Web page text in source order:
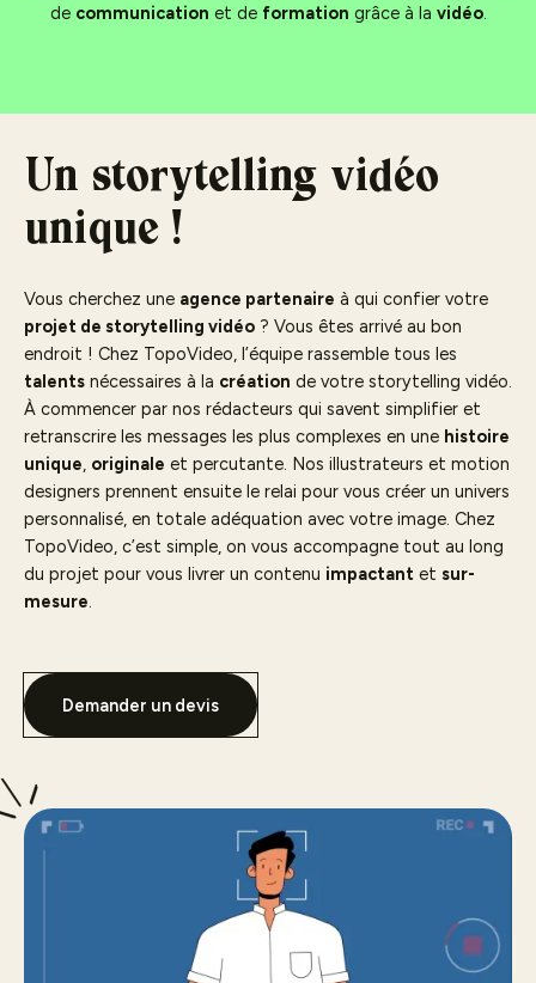
de communication et de formation grâce à la vidéo.
Un storytelling vidéo
unique !
Vous cherchez une agence partenaire à qui confier votre
projet de storytelling vidéo ? Vous êtes arrivé au bon
endroit ! Chez TopoVideo, l’équipe rassemble tous les
talents nécessaires à la création de votre storytelling vidéo.
À commencer par nos rédacteurs qui savent simplifier et
retranscrire les messages les plus complexes en une histoire
unique, originale et percutante. Nos illustrateurs et motion
designers prennent ensuite le relai pour vous créer un univers
personnalisé, en totale adéquation avec votre image. Chez
TopoVideo, c’est simple, on vous accompagne tout au long
du projet pour vous livrer un contenu impactant et sur-
mesure.
Demander un devis